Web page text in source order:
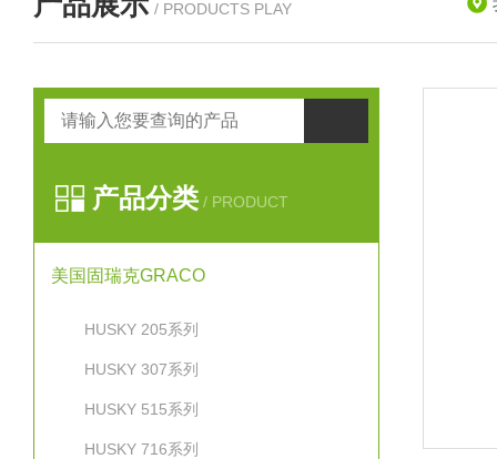
/ PRODUCTS PLAY
产品分类 / PRODUCT
美国固瑞克GRACO
HUSKY 205系列
HUSKY 307系列
HUSKY 515系列
HUSKY 716系列